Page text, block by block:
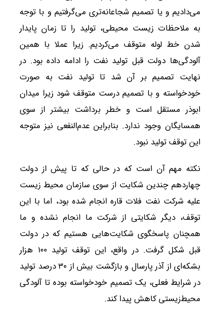
می‌دادیم و یا تصمیم شجاعانه‌تری می‌گرفتیم و با توجه
به ملاحظات زیست محیطی، تولید را تا زمان پایدار
شدن خط لوله متوقف می‌کردیم. زیرا عملا با همین
آلودگی‌ها دولت قبل تولید نفت را ادامه داده بود. در
نهایت تصمیم بر آن شد تا تولید نفت به صورت
خودخواسته و با تصمیم درست متوقف شود زیرا میدان
ابوذر مستقل است و خطر برداشت بیشتر از سوی
همسایگان وجود ندارد. بنابراین عدم‌النفعی نیز متوجه
این توقف تولید نبود.
نکته مهم آن است که در حالی که تا پیش از دولت
چهاردهم چندین شکایت از سوی سازمان محیط زیست
علیه شرکت نفت فلات قاره انجام شده بود، اما با این
توقف، دیگر شکایتی از شرکت ما انجام نشده و ما
همچنان پاسخگوی شکایت‌هایی هستیم که در دولت
قبل شکل گرفت. در واقع، این توقف تولید ۱۰۰ هزار
بشکه‌ای از آذر پارسال و بازگشت بیش از ۳۰ درصد تولید
در شرایط فعلی، یک تصمیم خودخواسته بوده تا آلودگی
محیط‌زیستی کاهش پیدا کند.